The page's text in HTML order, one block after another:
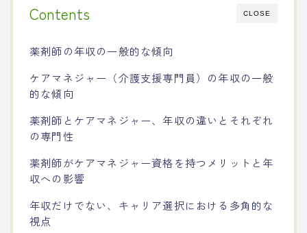
CLOSE
Contents
薬剤師の年収の一般的な傾向
ケアマネジャー（介護支援専門員）の年収の一般
的な傾向
薬剤師とケアマネジャー、年収の違いとそれぞれ
の専門性
薬剤師がケアマネジャー資格を持つメリットと年
収への影響
年収だけでない、キャリア選択における多角的な
視点